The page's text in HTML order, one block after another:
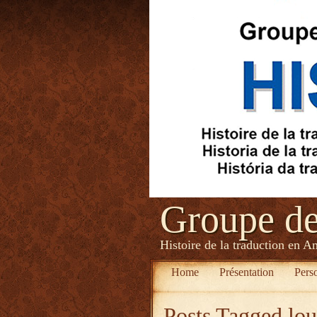
Groupe
Histoire de la traduction en
Home Présentation